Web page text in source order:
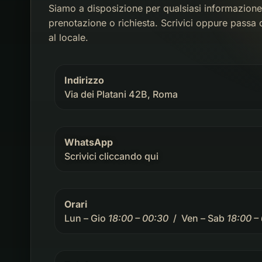
Siamo a disposizione per qualsiasi
prenotazione o richiesta. Scrivici oppure passa
al locale.
Indirizzo
Via dei Platani 42B, Roma
WhatsApp
Scrivici cliccando qui
Orari
Lun – Gio 18:00 – 00:30 / Ven – Sab 18:00 –